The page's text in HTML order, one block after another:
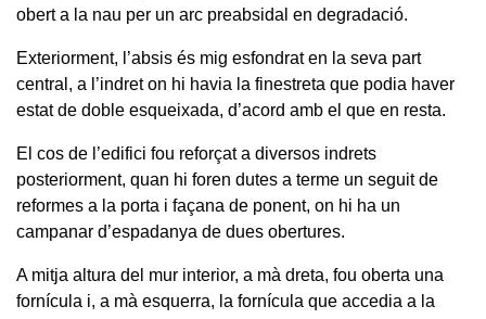
obert a la nau per un arc preabsidal en degradació.
Exteriorment, l’absis és mig esfondrat en la seva part
central, a l’indret on hi havia la finestreta que podia haver
estat de doble esqueixada, d’acord amb el que en resta.
El cos de l’edifici fou reforçat a diversos indrets
posteriorment, quan hi foren dutes a terme un seguit de
reformes a la porta i façana de ponent, on hi ha un
campanar d’espadanya de dues obertures.
A mitja altura del mur interior, a mà dreta, fou oberta una
fornícula i, a mà esquerra, la fornícula que accedia a la